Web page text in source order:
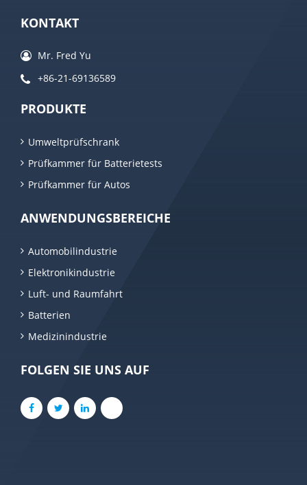
KONTAKT
Mr. Fred Yu
+86-21-69136589
PRODUKTE
Umweltprüfschrank
Prüfkammer für Batterietests
Prüfkammer für Autos
ANWENDUNGSBEREICHE
Automobilindustrie
Elektronikindustrie
Luft- und Raumfahrt
Batterien
Medizinindustrie
FOLGEN SIE UNS AUF